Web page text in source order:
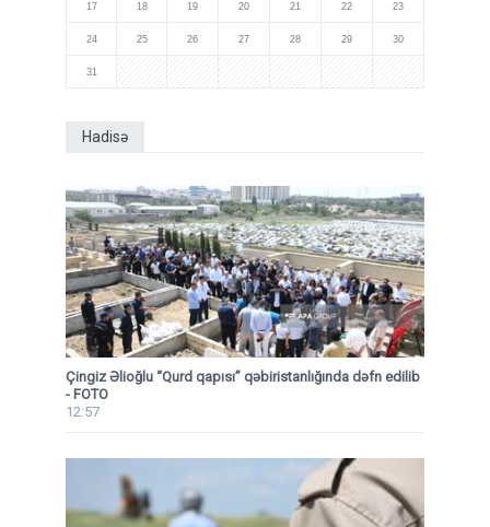
17 18 19 20 21 22 23
24 25 26 27 28 29 30
31
Hadisə
Çingiz Əlioğlu “Qurd qapısı” qəbiristanlığında dəfn edilib
- FOTO
12:57